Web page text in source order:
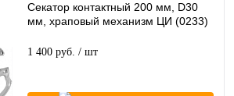
Секатор контактный 200 мм, D30
мм, храповый механизм ЦИ (0233)
1 400 руб. / шт